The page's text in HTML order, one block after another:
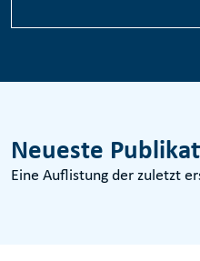
Neueste
Eine Auflistung der zuletzt